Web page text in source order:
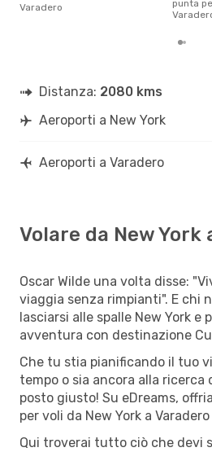
Varadero
punta
Distanza: 2080 kms
Aeroporti a New York
Aeroporti a Varadero
Volare da New York
Oscar Wilde una volta disse:
viaggia senza rimpianti". E chi
lasciarsi alle spalle New York e
avventura con destinazione
Che tu stia pianificando il tuo
tempo o sia ancora alla ricerca
posto giusto! Su eDreams,
per voli da New York a
Qui troverai tutto ciò che devi